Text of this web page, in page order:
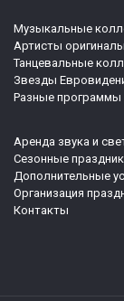
Музыкальные
Артисты
Танцевальные
Звезды
Разные программы
Аренда звука и
Сезонные
Дополнительные
Организация
Контакты